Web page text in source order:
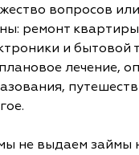
вопросов
ремонт
и бытовой
лечение,
не выдаем займы